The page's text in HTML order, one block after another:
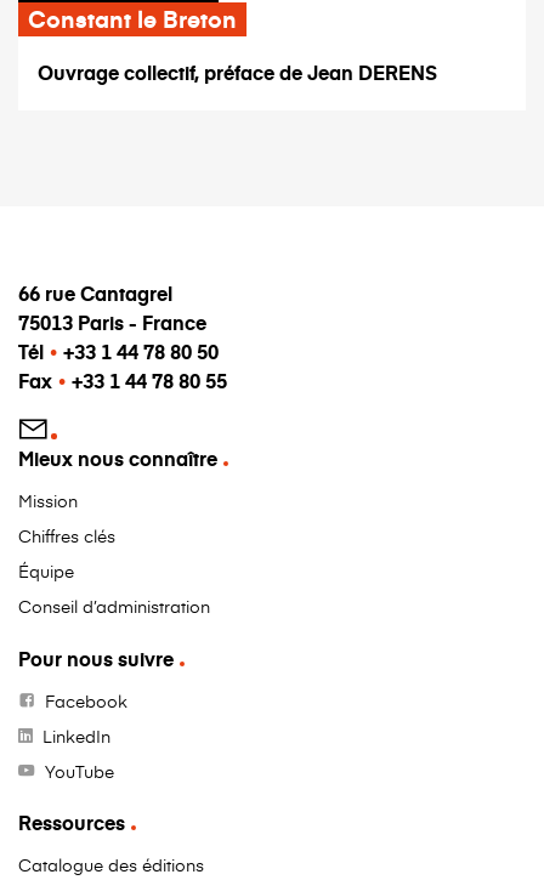
Constant le Breton
Ouvrage collectif, préface de Jean DERENS
66 rue Cantagrel
75013 Paris - France
Tél • +33 1 44 78 80 50
Fax • +33 1 44 78 80 55
Mieux nous connaître
Mission
Chiffres clés
Équipe
Conseil d’administration
Pour nous suivre
Facebook
LinkedIn
YouTube
Ressources
Catalogue des éditions